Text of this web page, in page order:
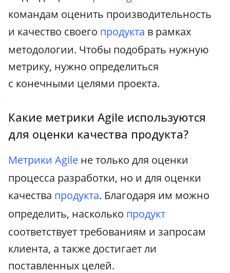
командам оценить производительность
и качество своего продукта в рамках
методологии. Чтобы подобрать нужную
метрику, нужно определиться
с конечными целями проекта.
Какие метрики Agile используются
для оценки качества продукта?
Метрики Agile не только для оценки
процесса разработки, но и для оценки
качества продукта. Благодаря им можно
определить, насколько продукт
соответствует требованиям и запросам
клиента, а также достигает ли
поставленных целей.